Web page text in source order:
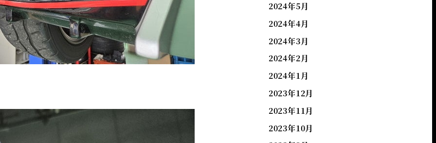
2024年5月
2024年4月
2024年3月
2024年2月
2024年1月
2023年12月
2023年11月
2023年10月